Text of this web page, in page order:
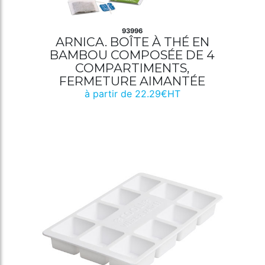
93996
ARNICA. BOÎTE À THÉ EN
BAMBOU COMPOSÉE DE 4
COMPARTIMENTS,
FERMETURE AIMANTÉE
à partir de 22.29€HT